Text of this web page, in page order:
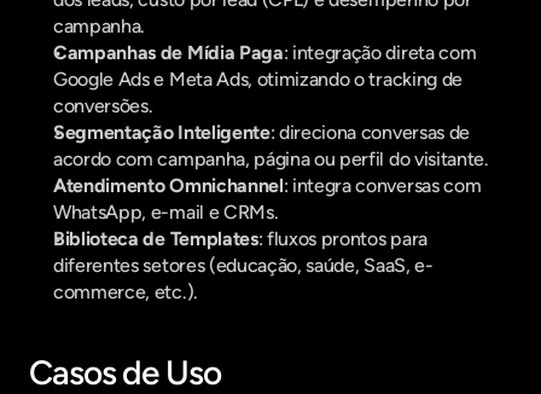
campanha.
Campanhas de Mídia Paga: integração direta com
Google Ads e Meta Ads, otimizando o tracking de
conversões.
Segmentação Inteligente: direciona conversas de
acordo com campanha, página ou perfil do visitante.
Atendimento Omnichannel: integra conversas com
WhatsApp, e-mail e CRMs.
Biblioteca de Templates: fluxos prontos para
diferentes setores (educação, saúde, SaaS, e-
commerce, etc.).
Casos de Uso